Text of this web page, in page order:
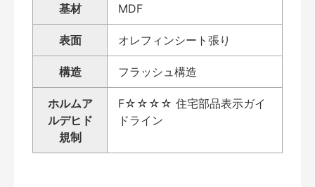
基材 MDF
表面 オレフィンシート張り
構造 フラッシュ構造
ホルムア
ルデヒド
規制
F☆☆☆☆ 住宅部品表示ガイ
ドライン